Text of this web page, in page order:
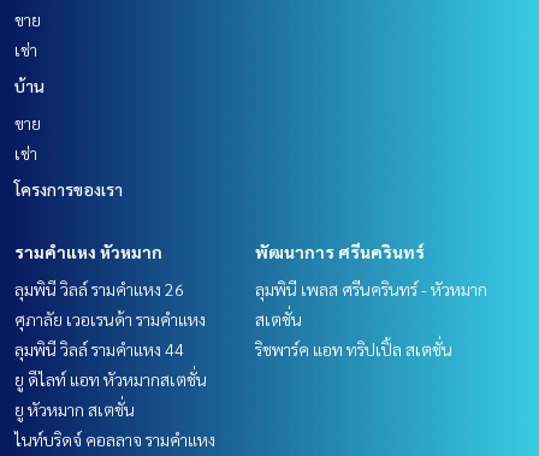
ขาย
เช่า
บ้าน
ขาย
เช่า
โครงการของเรา
รามคำแหง หัวหมาก
ลุมพินี วิลล์ รามคำแหง 26
ศุภาลัย เวอเรนด้า รามคำแหง
ลุมพินี วิลล์ รามคำแหง 44
ยู ดีไลท์ แอท หัวหมากสเตชั่น
ยู หัวหมาก สเตชั่น
ไนท์บริดจ์ คอลลาจ รามคำแหง
พัฒนาการ ศรีนครินทร์
ลุมพินี เพลส ศรีนครินทร์ - หัวหมาก
สเตชั่น
ริชพาร์ค แอท ทริปเปิ้ล สเตชั่น